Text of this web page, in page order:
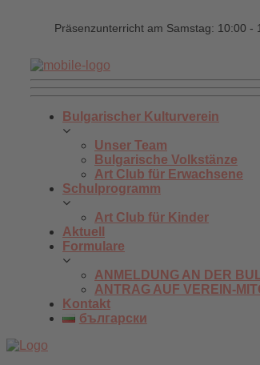
Präsenzunterricht am Samstag: 10:00 -
Bulgarischer Kulturverein
Unser Team
Bulgarische Volkstänze
Art Club für Erwachsene
Schulprogramm
Art Club für Kinder
Aktuell
Formulare
ANMELDUNG AN DER
ANTRAG AUF VEREIN-
Kontakt
български